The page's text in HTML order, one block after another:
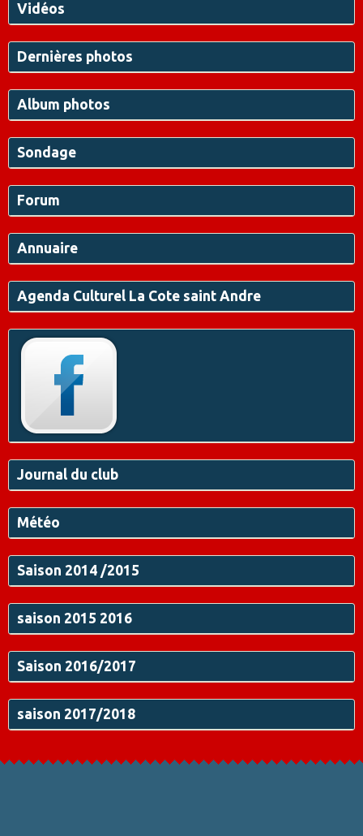
Vidéos
Dernières photos
Album photos
Sondage
Forum
Annuaire
Agenda Culturel La Cote saint Andre
Journal du club
Météo
Saison 2014 /2015
saison 2015 2016
Saison 2016/2017
saison 2017/2018